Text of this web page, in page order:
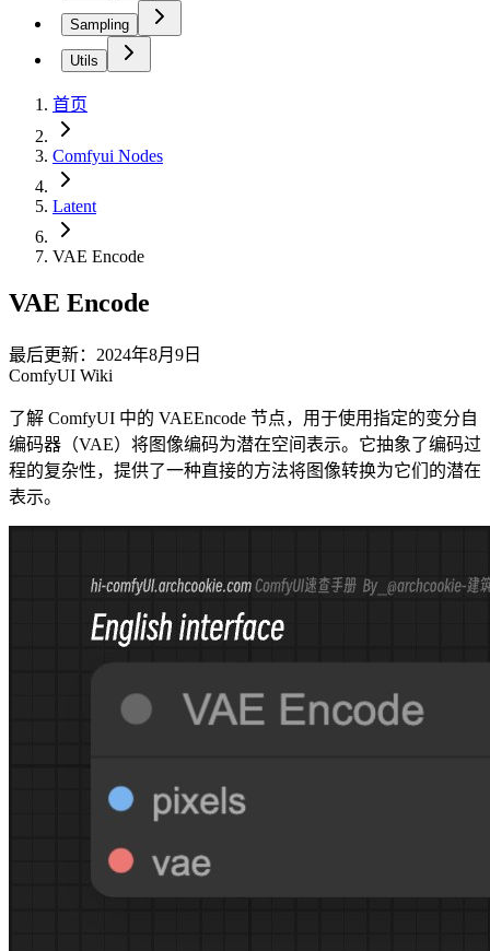
Sampling
Utils
首页
Comfyui Nodes
Latent
VAE Encode
VAE Encode
最后更新：2024年8月9日
ComfyUI Wiki
了解 ComfyUI 中的 VAEEncode 节点，用于使用指定的变分自
编码器（VAE）将图像编码为潜在空间表示。它抽象了编码过
程的复杂性，提供了一种直接的方法将图像转换为它们的潜在
表示。